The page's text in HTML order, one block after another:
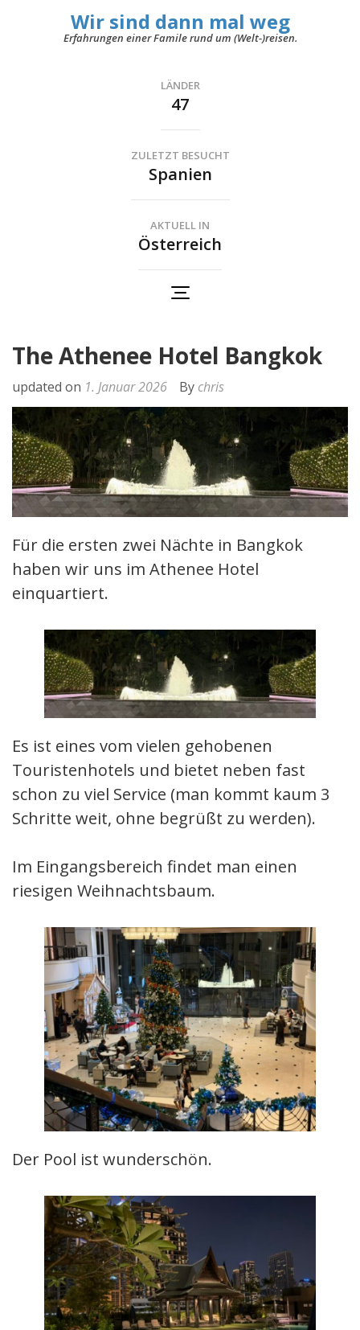
Wir sind dann mal weg
Erfahrungen einer Famile rund um (Welt-)reisen.
LÄNDER
47
ZULETZT BESUCHT
Spanien
AKTUELL IN
Österreich
The Athenee Hotel Bangkok
updated on 1. Januar 2026 By chris
Für die ersten zwei Nächte in Bangkok
haben wir uns im Athenee Hotel
einquartiert.
Es ist eines vom vielen gehobenen
Touristenhotels und bietet neben fast
schon zu viel Service (man kommt kaum 3
Schritte weit, ohne begrüßt zu werden).
Im Eingangsbereich findet man einen
riesigen Weihnachtsbaum.
Der Pool ist wunderschön.